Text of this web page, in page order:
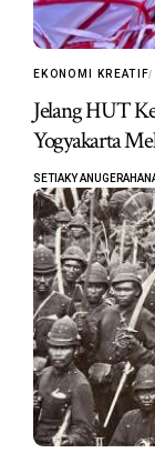
EKONOMI KREATIF
Jelang HUT
Yogyakarta
SETIAKY